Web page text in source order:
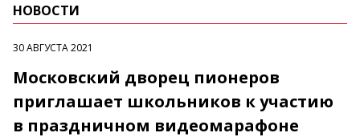
НОВОСТИ
30 АВГУСТА 2021
Московский дворец пионеров
приглашает школьников к участию
в праздничном видеомарафоне